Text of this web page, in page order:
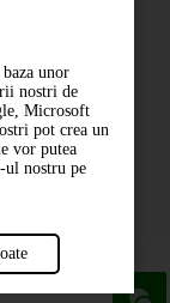
unor
nostri de
Microsoft
pot crea un
vor putea
ul nostru pe